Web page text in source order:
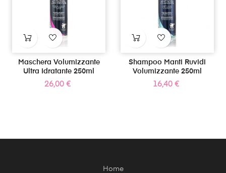
Maschera Volumizzante
Ultra Idratante 250ml
Prezzo
26,00 €
Shampoo Manti Ruvidi
Volumizzante 250ml
Prezzo
16,40 €
Home